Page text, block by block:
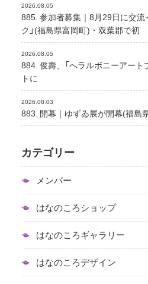
2026.08.05
885. 参加者募集｜8月29日に交流
ク」(福島県富岡町)・双葉郡で初
2026.08.05
884. 俊壽、「へラルボニーアート
トに
2026.08.03
883. 開幕｜ゆずゐ展が開幕(福島
カテゴリー
メンバー
はなのころショップ
はなのころギャラリー
はなのころデザイン